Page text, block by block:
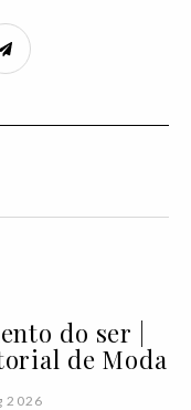
do ser |
de Moda
2026